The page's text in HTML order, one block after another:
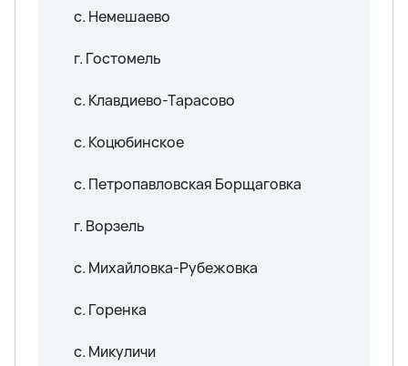
с. Немешаево
г. Гостомель
с. Клавдиево-Тарасово
с. Коцюбинское
с. Петропавловская Борщаговка
г. Ворзель
с. Михайловка-Рубежовка
с. Горенка
с. Микуличи